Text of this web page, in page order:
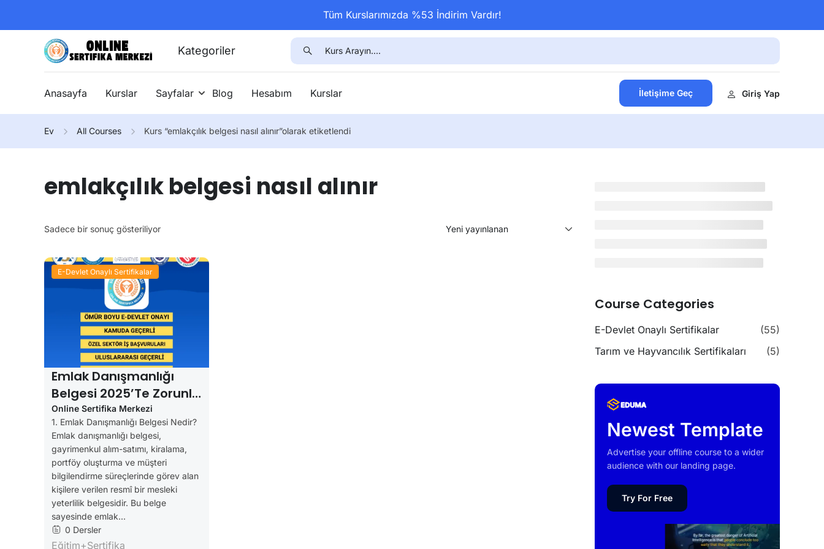
Tüm Kurslarımızda %53 İndirim Vardır!
Kategoriler
Anasayfa Kurslar Sayfalar Blog Hesabım Kurslar İletişime Geç Giriş Yap
Ev All Courses Kurs “emlakçılık belgesi nasıl alınır”olarak etiketlendi
emlakçılık belgesi nasıl alınır
Sadece bir sonuç gösteriliyor
E-Devlet Onaylı Sertifikalar
Emlak Danışmanlığı
Belgesi 2025’te Zorunlu
Mu? (Güncel Bilgilerle)
Online Sertifika Merkezi
1. Emlak Danışmanlığı Belgesi Nedir?
Emlak danışmanlığı belgesi,
gayrimenkul alım-satımı, kiralama,
portföy oluşturma ve müşteri
bilgilendirme süreçlerinde görev alan
kişilere verilen resmî bir mesleki
yeterlilik belgesidir. Bu belge
sayesinde emlak...
0 Dersler
Eğitim+Sertifika
Course Categories
E-Devlet Onaylı Sertifikalar
(55)
Tarım ve Hayvancılık Sertifikaları
(5)
Newest Template
Advertise your offline course to a wider
audience with our landing page.
Try For Free